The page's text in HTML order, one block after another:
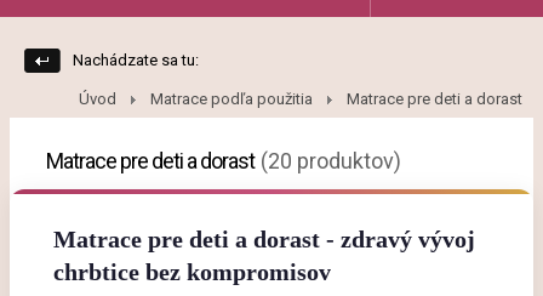
Nachádzate sa tu:
Úvod Matrace podľa použitia Matrace pre deti a dorast
Matrace pre deti a dorast (20 produktov)
Matrace pre deti a dorast - zdravý vývoj
chrbtice bez kompromisov